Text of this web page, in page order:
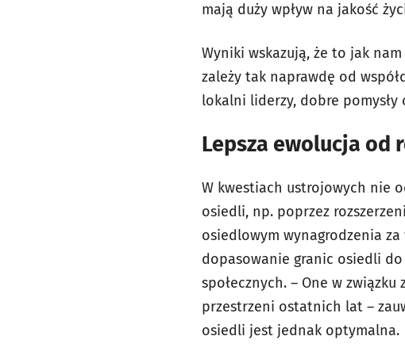
mają duży wpływ na jakość
Wyniki wskazują, że to jak
zależy tak naprawdę od
lokalni liderzy, dobre
Lepsza ewolucja od
W kwestiach ustrojowych nie
osiedli, np. poprzez
osiedlowym wynagrodzenia
dopasowanie granic osiedli
społecznych. – One w
przestrzeni ostatnich lat –
osiedli jest jednak optymalna.